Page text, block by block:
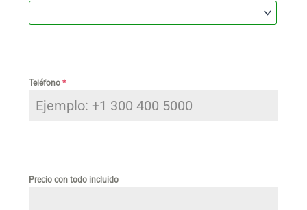
Teléfono *
Precio con todo incluido